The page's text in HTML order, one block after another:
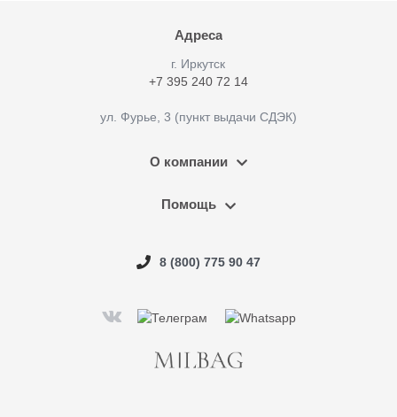
Адреса
г. Иркутск
+7 395 240 72 14
ул. Фурье, 3 (пункт выдачи СДЭК)
О компании
Помощь
8 (800) 775 90 47